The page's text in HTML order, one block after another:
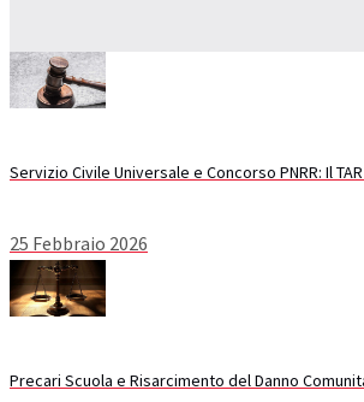
Servizio Civile Universale e Concorso PNRR: Il
25 Febbraio 2026
Precari Scuola e Risarcimento del Danno